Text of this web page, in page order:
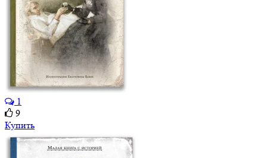
1
9
Купить